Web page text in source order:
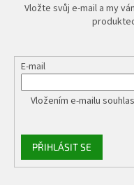
Vložte svůj e-mail a my
E-mail
Vložením e-mailu
PŘIHLÁSIT SE